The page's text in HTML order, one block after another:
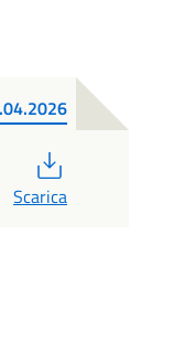
Scarica